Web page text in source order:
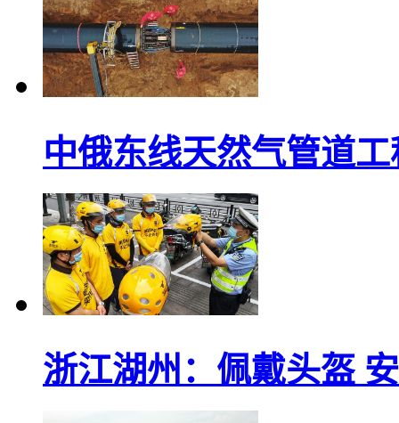
中俄东线天然气管道
浙江湖州：佩戴头盔